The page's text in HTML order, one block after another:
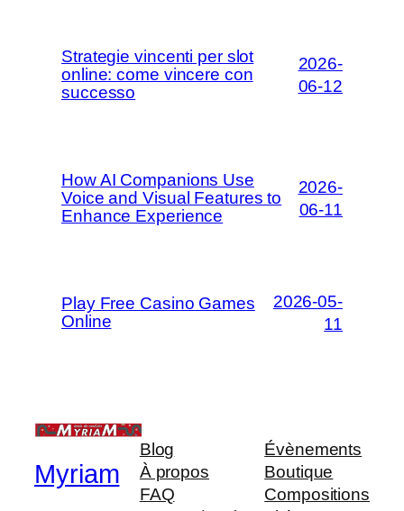
Strategie vincenti per slot
online: come vincere con
successo
2026-
06-12
How AI Companions Use
Voice and Visual Features to
Enhance Experience
2026-
06-11
Play Free Casino Games
Online
2026-05-
11
Myriam
Blog
À propos
FAQ
Évènements
Boutique
Compositions